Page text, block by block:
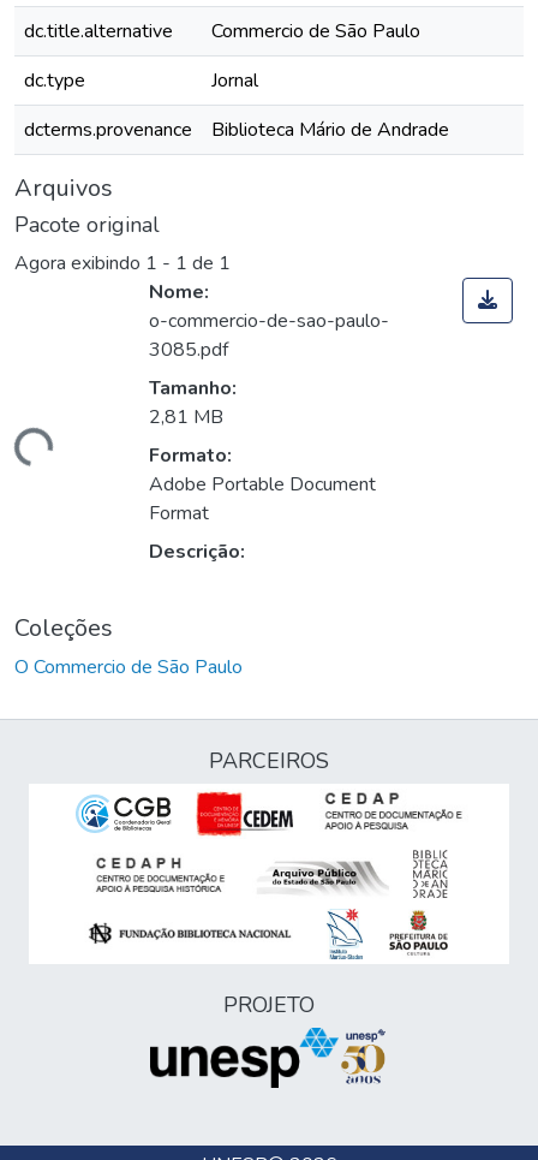
dc.title.alternative
Commercio de São Paulo
dc.type
Jornal
dcterms.provenance
Biblioteca Mário de Andrade
Arquivos
Pacote original
Agora exibindo 1 - 1 de 1
Nome:
o-commercio-de-sao-paulo-
3085.pdf
Tamanho:
2,81 MB
Formato:
Adobe Portable Document
Format
Descrição:
Coleções
O Commercio de São Paulo
PARCEIROS
PROJETO